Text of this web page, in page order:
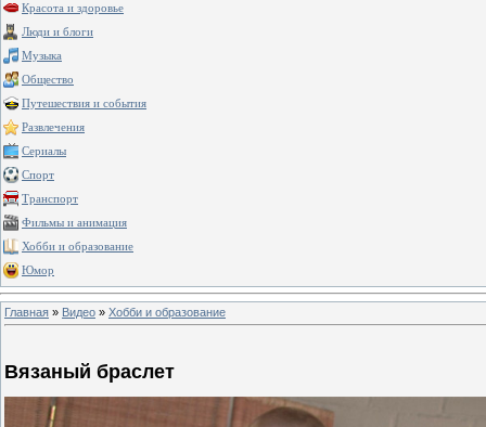
Красота и здоровье
Люди и блоги
Музыка
Общество
Путешествия и события
Развлечения
Сериалы
Спорт
Транспорт
Фильмы и анимация
Хобби и образование
Юмор
Главная » Видео » Хобби и образование
Вязаный браслет